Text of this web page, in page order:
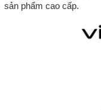
sản phẩm cao cấp.